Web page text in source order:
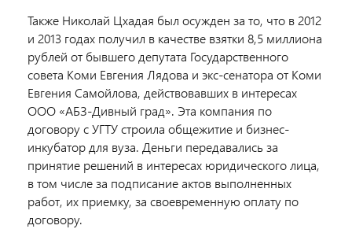
Также Николай Цхадая был осужден за то, что в 2012
и 2013 годах получил в качестве взятки 8,5 миллиона
рублей от бывшего депутата Государственного
совета Коми Евгения Лядова и экс-сенатора от Коми
Евгения Самойлова, действовавших в интересах
ООО «АБЗ-Дивный град». Эта компания по
договору с УГТУ строила общежитие и бизнес-
инкубатор для вуза. Деньги передавались за
принятие решений в интересах юридического лица,
в том числе за подписание актов выполненных
работ, их приемку, за своевременную оплату по
договору.